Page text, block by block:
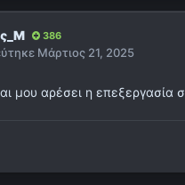
386
Μάρτιος 21, 2025
μου αρέσει η επεξεργασία